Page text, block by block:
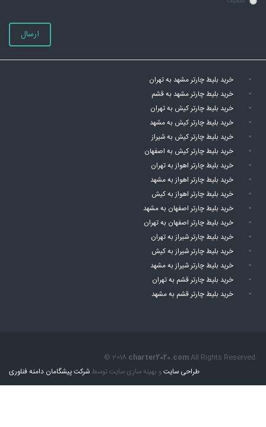
ارسال
خرید بلیط چارتر مشهد به تهران
خرید بلیط چارتر مشهد به قشم
خرید بلیط چارتر کیش به تهران
خرید بلیط چارتر کیش به مشهد
خرید بلیط چارتر کیش به شیراز
خرید بلیط چارتر کیش به اصفهان
خرید بلیط چارتر اهواز به تهران
خرید بلیط چارتر اهواز به مشهد
خرید بلیط چارتر اهواز به کیش
خرید بلیط چارتر اصفهان به مشهد
خرید بلیط چارتر اصفهان به تهران
خرید بلیط چارتر شیراز به تهران
خرید بلیط چارتر شیراز به کیش
خرید بلیط چارتر شیراز به مشهد
خرید بلیط چارتر قشم به تهران
خرید بلیط چارتر قشم به مشهد
© 2018 charter2020.comAll Rights Reserved.
طراحی سایتو بهینه سازی سایت توسط شرکت پیشگامان دامنه فناوری